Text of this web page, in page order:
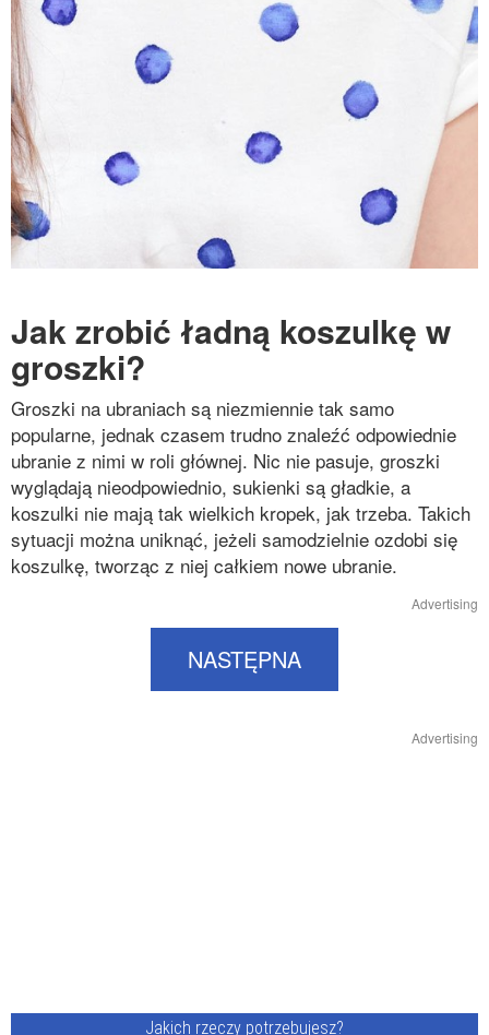
Jak zrobić ładną koszulkę w
groszki?
Groszki na ubraniach są niezmiennie tak samo
popularne, jednak czasem trudno znaleźć odpowiednie
ubranie z nimi w roli głównej. Nic nie pasuje, groszki
wyglądają nieodpowiednio, sukienki są gładkie, a
koszulki nie mają tak wielkich kropek, jak trzeba. Takich
sytuacji można uniknąć, jeżeli samodzielnie ozdobi się
koszulkę, tworząc z niej całkiem nowe ubranie.
Advertising
NASTĘPNA
Advertising
Jakich rzeczy potrzebujesz?